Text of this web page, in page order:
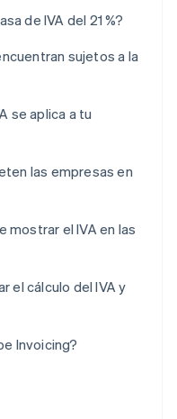
de IVA del 21 %?
sujetos a la
se aplica a tu
las empresas en
mostrar el IVA en las
el cálculo del IVA y
Invoicing?